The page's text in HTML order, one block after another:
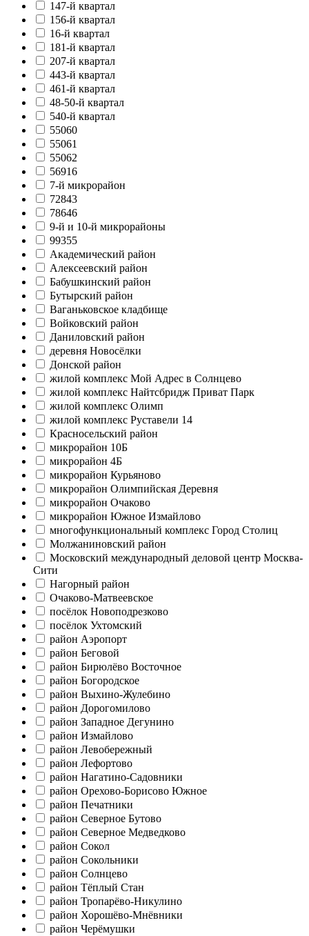
147-й квартал
156-й квартал
16-й квартал
181-й квартал
207-й квартал
443-й квартал
461-й квартал
48-50-й квартал
540-й квартал
55060
55061
55062
56916
7-й микрорайон
72843
78646
9-й и 10-й микрорайоны
99355
Академический район
Алексеевский район
Бабушкинский район
Бутырский район
Ваганьковское кладбище
Войковский район
Даниловский район
деревня Новосёлки
Донской район
жилой комплекс Мой Адрес в Солнцево
жилой комплекс Найтсбридж Приват Парк
жилой комплекс Олимп
жилой комплекс Руставели 14
Красносельский район
микрорайон 10Б
микрорайон 4Б
микрорайон Курьяново
микрорайон Олимпийская Деревня
микрорайон Очаково
микрорайон Южное Измайлово
многофункциональный комплекс Город Столиц
Молжаниновский район
Московский международный деловой центр Москва-
Сити
Нагорный район
Очаково-Матвеевское
посёлок Новоподрезково
посёлок Ухтомский
район Аэропорт
район Беговой
район Бирюлёво Восточное
район Богородское
район Выхино-Жулебино
район Дорогомилово
район Западное Дегунино
район Измайлово
район Левобережный
район Лефортово
район Нагатино-Садовники
район Орехово-Борисово Южное
район Печатники
район Северное Бутово
район Северное Медведково
район Сокол
район Сокольники
район Солнцево
район Тёплый Стан
район Тропарёво-Никулино
район Хорошёво-Мнёвники
район Черёмушки